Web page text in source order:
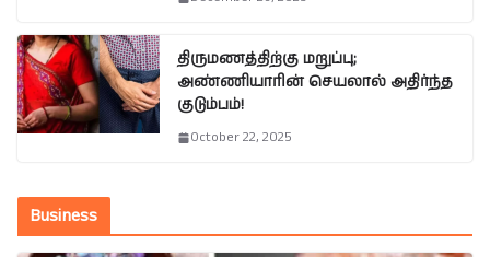
திருமணத்திற்கு மறுப்பு;
அண்ணியாரின் செயலால் அதிர்ந்த
குடும்பம்!
October 22, 2025
Business